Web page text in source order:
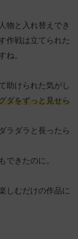
物と入れ替えでき
作戦は立てられた
ね。
助けられた気がし
ダをずっと見せら
ラダラと長ったら
できたのに。
しむだけの作品に